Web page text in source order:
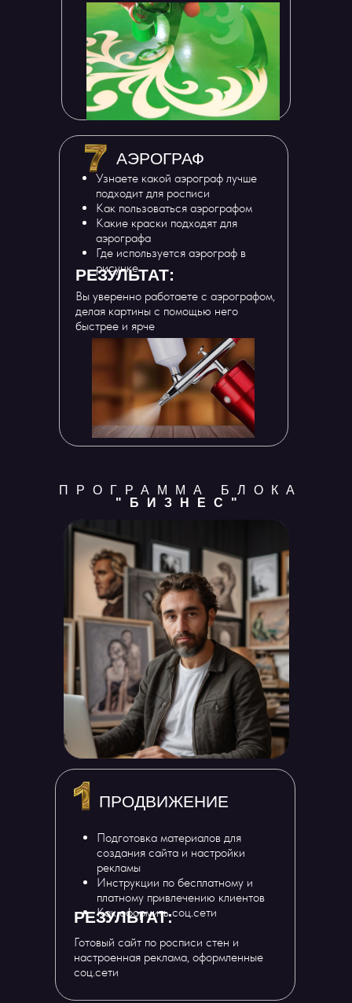
Узнаете какой аэрограф лучше
подходит для росписи
Как пользоваться аэрографом
Какие краски подходят для
аэрографа
Где используется аэрограф в
рисунке
АЭРОГРАФ
РЕЗУЛЬТАТ:
Вы уверенно работаете с аэрографом,
делая картины с помощью него
быстрее и ярче
Подготовка материалов для
создания сайта и настройки
рекламы
Инструкции по бесплатному и
платному привлечению клиентов
Как оформить соц.сети
ПРОДВИЖЕНИЕ
РЕЗУЛЬТАТ:
Готовый сайт по росписи стен и
настроенная реклама, оформленные
соц.сети
ПРОГРАММА БЛОКА
"БИЗНЕС"